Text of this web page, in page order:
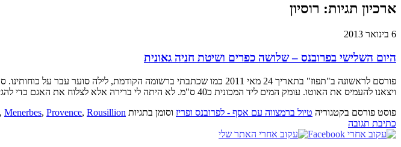
ארכיון תגיות: רוסיון
6 בינואר 2013
היום השלישי בפרובנס – שלושה כפרים ושיטת חניה גאונית
פורסם לראשונה ב"תפוז" בתאריך 24 מאי 2011 כמו שכתבתי ברשומה הקודמת,
ויצאנו להעמיס את האוטו. עומק המים ליד המכונית כ40 ס"מ. לא היתה לי ברירה אלא לצלוח את האגם כדי להגיע למושב […]
פוסט פורסם בקטגוריה טיול ברמצווה עם אסף - לפרובנס ופריז וסומן בתגיות , Menerbes, Provence, Rousillion
כתיבת תגובה